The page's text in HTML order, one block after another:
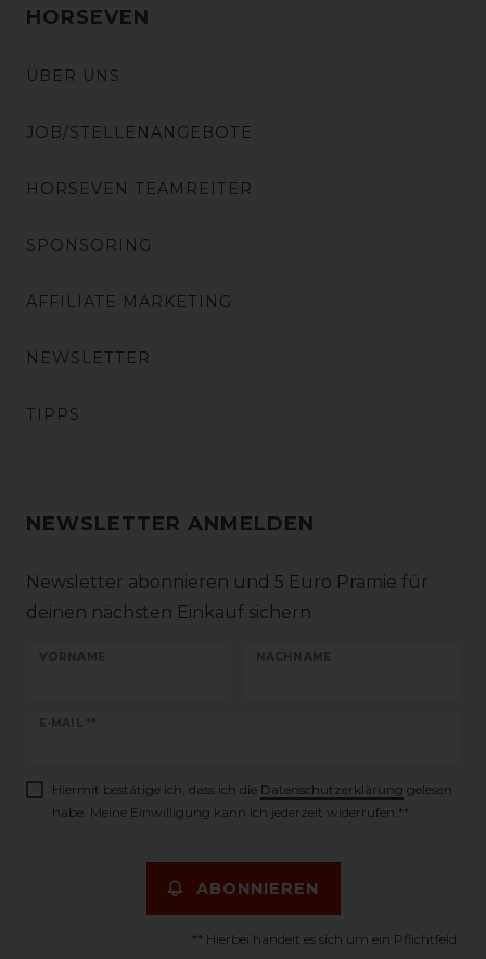
HORSEVEN
ÜBER UNS
JOB/STELLENANGEBOTE
HORSEVEN TEAMREITER
SPONSORING
AFFILIATE MARKETING
NEWSLETTER
TIPPS
NEWSLETTER ANMELDEN
Newsletter abonnieren und 5 Euro Prämie für
deinen nächsten Einkauf sichern
VORNAME NACHNAME
E-MAIL **
Newsletter
Hiermit bestätige ich, dass ich die Daten­schutz­erklärung gelesen
habe. Meine Einwilligung kann ich jederzeit widerrufen.**
ABONNIEREN
** Hierbei handelt es sich um ein Pflichtfeld.